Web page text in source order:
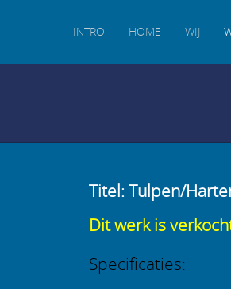
INTRO HOME WIJ
Titel: Tulpen/
Dit werk is
Specificaties: